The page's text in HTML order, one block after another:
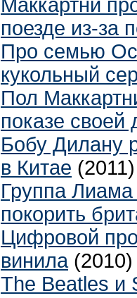
Маккартни
поезде из-за
Про семью
кукольный
Пол
показе своей
Бобу Дилану
в Китае (2011)
Группа
покорить
Цифровой
винила (2010)
The Beatles и